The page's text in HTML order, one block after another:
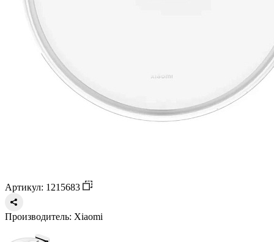
Артикул: 1215683
Производитель: Xiaomi